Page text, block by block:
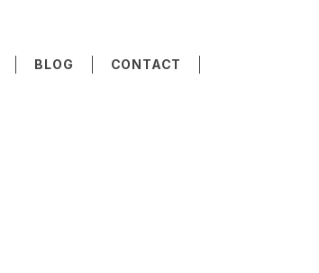
BLOG CONTACT